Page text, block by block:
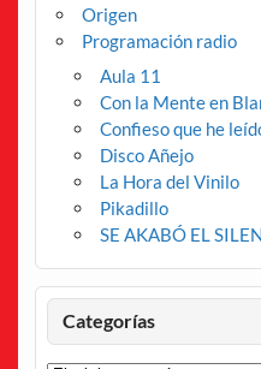
Origen
Programación radio
Aula 11
Con la Mente en
Confieso que he
Disco Añejo
La Hora del Vinilo
Pikadillo
SE AKABÓ EL
Categorías